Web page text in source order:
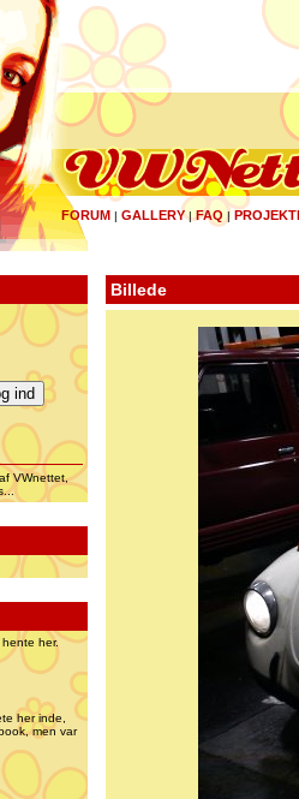
FORUM | GALLERY|FAQ |
VWnettet,
her.
her inde,
men var
Billede